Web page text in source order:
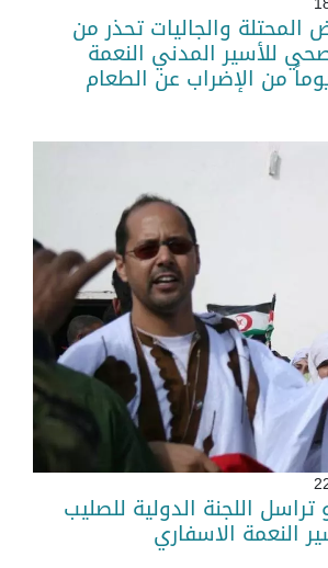
المحتلة والجاليات تحذر من
للأسير المدني النعمة
بعد 41 يوماً من الإضراب عن الطعام
تراسل اللجنة الدولية للصليب
النعمة الاسفاري